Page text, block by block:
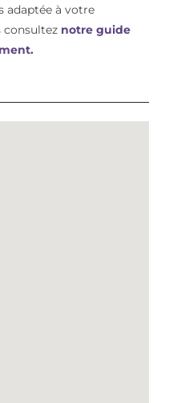
adaptée à votre
consulteznotre guide